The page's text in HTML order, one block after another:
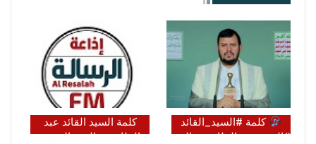
كلمة #السيد_القائد
#السيد_عبدالملك_بدرالدين_الحوثي
كلمة السيد القائد عبد
الملك بدر الدين الحوثي